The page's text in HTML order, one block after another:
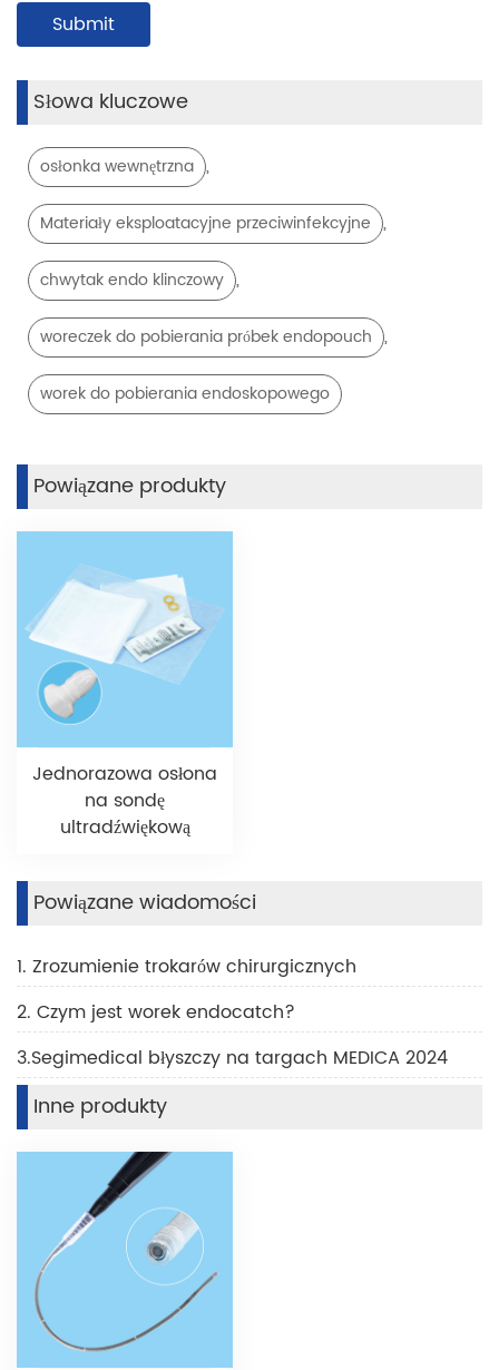
Słowa kluczowe
osłonka wewnętrzna ,
Materiały eksploatacyjne przeciwinfekcyjne ,
chwytak endo klinczowy ,
woreczek do pobierania próbek endopouch ,
worek do pobierania endoskopowego
Powiązane produkty
Jednorazowa osłona
na sondę
ultradźwiękową
Powiązane wiadomości
1. Zrozumienie trokarów chirurgicznych
2. Czym jest worek endocatch?
3.Segimedical błyszczy na targach MEDICA 2024
Inne produkty